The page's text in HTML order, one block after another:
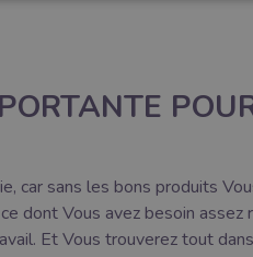
car sans les bons produits
dont Vous avez besoin
Et Vous trouverez tout